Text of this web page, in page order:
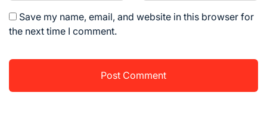
Save my name, email, and website in this browser for
the next time I comment.